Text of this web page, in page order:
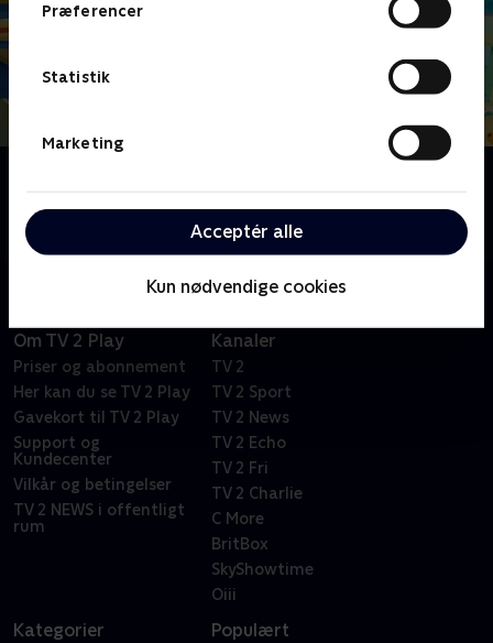
Præferencer
Statistik
Marketing
Acceptér alle
Kun nødvendige cookies
Ray, har sjove eventyr sammen i Carnivore Cove.
Om TV 2 Play
Priser og abonnement
Her kan du se TV 2 Play
Gavekort til TV 2 Play
Support og
Kundecenter
Vilkår og betingelser
TV 2 NEWS i offentligt
rum
Kanaler
TV 2
TV 2 Sport
TV 2 News
TV 2 Echo
TV 2 Fri
TV 2 Charlie
C More
BritBox
SkyShowtime
Oiii
Kategorier Populært